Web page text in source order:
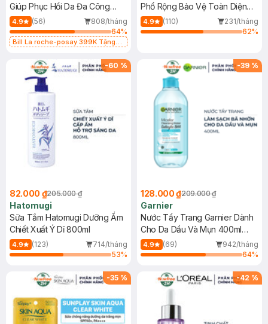
Giúp Phục Hồi Da Đa Công
Dụng 40ml
4.9 (56)
808/tháng
64%
Bill La roche-posay 399K Tặng
(SL có hạn)
Phổ Rộng Bảo Vệ Toàn Diện
40ml
4.9 (110)
231/tháng
62%
-60 %
82.000 ₫205.000 ₫
Hatomugi
Sữa Tắm Hatomugi Dưỡng Ẩm
Chiết Xuất Ý Dĩ 800ml
4.9 (123)
714/tháng
53%
-39 %
128.000 ₫209.000 ₫
Garnier
Nước Tẩy Trang Garnier Dành
Cho Da Dầu Và Mụn 400ml
(Mới)
4.9 (69)
942/tháng
64%
-35 % -42 %